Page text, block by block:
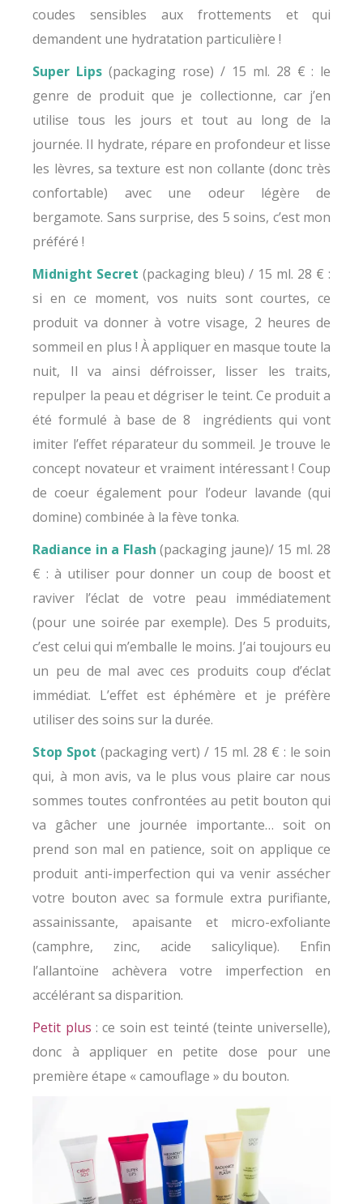
coudes sensibles aux frottements et qui
demandent une hydratation particulière !
Super Lips (packaging rose) / 15 ml. 28 € : le
genre de produit que je collectionne, car j’en
utilise tous les jours et tout au long de la
journée. Il hydrate, répare en profondeur et lisse
les lèvres, sa texture est non collante (donc très
confortable) avec une odeur légère de
bergamote. Sans surprise, des 5 soins, c’est mon
préféré !
Midnight Secret (packaging bleu) / 15 ml. 28 € :
si en ce moment, vos nuits sont courtes, ce
produit va donner à votre visage, 2 heures de
sommeil en plus ! À appliquer en masque toute la
nuit, Il va ainsi défroisser, lisser les traits,
repulper la peau et dégriser le teint. Ce produit a
été formulé à base de 8 ingrédients qui vont
imiter l’effet réparateur du sommeil. Je trouve le
concept novateur et vraiment intéressant ! Coup
de coeur également pour l’odeur lavande (qui
domine) combinée à la fève tonka.
Radiance in a Flash (packaging jaune)/ 15 ml. 28
€ : à utiliser pour donner un coup de boost et
raviver l’éclat de votre peau immédiatement
(pour une soirée par exemple). Des 5 produits,
c’est celui qui m’emballe le moins. J’ai toujours eu
un peu de mal avec ces produits coup d’éclat
immédiat. L’effet est éphémère et je préfère
utiliser des soins sur la durée.
Stop Spot (packaging vert) / 15 ml. 28 € : le soin
qui, à mon avis, va le plus vous plaire car nous
sommes toutes confrontées au petit bouton qui
va gâcher une journée importante… soit on
prend son mal en patience, soit on applique ce
produit anti-imperfection qui va venir assécher
votre bouton avec sa formule extra purifiante,
assainissante, apaisante et micro-exfoliante
(camphre, zinc, acide salicylique). Enfin
l’allantoïne achèvera votre imperfection en
accélérant sa disparition.
Petit plus : ce soin est teinté (teinte universelle),
donc à appliquer en petite dose pour une
première étape « camouflage » du bouton.